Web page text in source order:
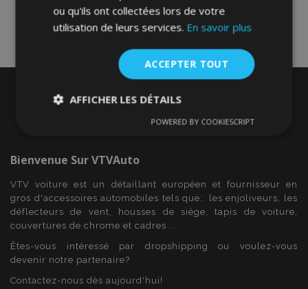
Bienvenue SurVTVAuto
VTV voiture est un détaillant européen et fournisseur en
gros d'accessoires automobiles tels que:. les enjoliveurs, les
déflecteurs de vent, housses de siège, tapis de voiture,
couvertures de chrome et cadres ...
Êtes-vous intéressé par dropshipping ou voulez-vous
devenir notre partenaire?
Contactez-nous dès aujourd'hui!
ou qu'ils ont collectées lors de votre
utilisation de leurs services. En savoir plus
ACCEPTER TOUT
AFFICHER LES DÉTAILS
Performance Ciblage
Fonctionnalité
POWERED BY COOKIESCRIPT